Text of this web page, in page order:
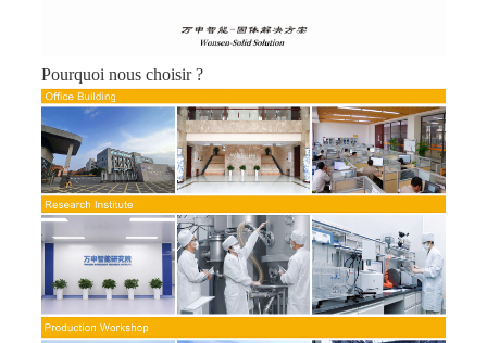
Pourquoi nous choisir ?